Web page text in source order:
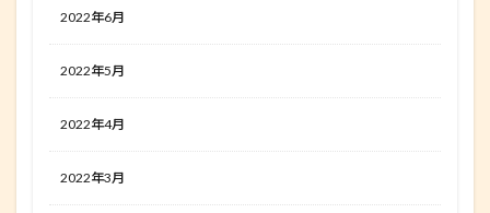
2022年6月
2022年5月
2022年4月
2022年3月